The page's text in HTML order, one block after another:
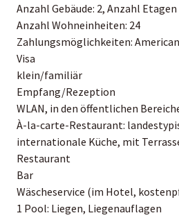
Anzahl Gebäude: 2, Anzahl
Anzahl Wohneinheiten: 24
Zahlungsmöglichkeiten:
Visa
klein/familiär
Empfang/Rezeption
WLAN, in den öffentlichen
À-la-carte-Restaurant:
internationale Küche, mit
Restaurant
Bar
Wäscheservice (im Hotel,
1 Pool: Liegen, Liegenauflagen